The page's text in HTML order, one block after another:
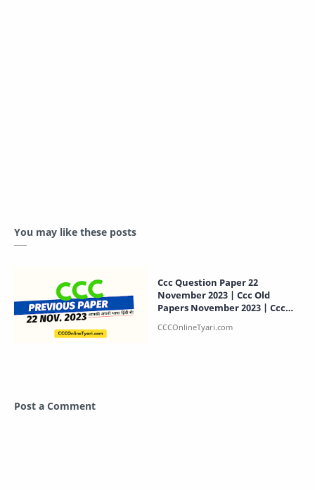
You may like these posts
Ccc Question Paper 22
November 2023 | Ccc Old
Papers November 2023 | Ccc
Post a Comment